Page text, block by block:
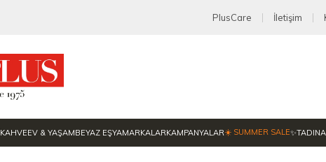
PlusCare İletişim
KAHVEEV & YAŞAMBEYAZ EŞYAMARKALARKAMPANYALAR☀️ SUMMER SALE